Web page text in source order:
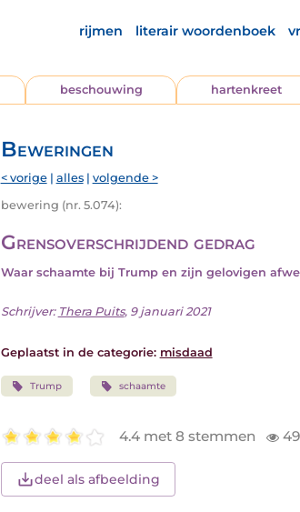
rijmen literair woordenboek
beschouwing hartenkreet
Beweringen
< vorige| alles| volgende >
bewering (nr. 5.074):
Grensoverschrijdend gedrag
Waar schaamte bij Trump en zijn gelovigen
Schrijver: Thera Puits, 9 januari 2021
Geplaatst in de categorie: misdaad
Trump schaamte
4.4 met 8 stemmen
deel als afbeelding